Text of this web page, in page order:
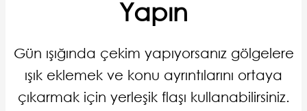
Yapın
Gün ışığında çekim yapıyorsanız gölgelere
ışık eklemek ve konu ayrıntılarını ortaya
çıkarmak için yerleşik flaşı kullanabilirsiniz.